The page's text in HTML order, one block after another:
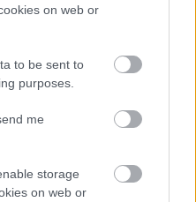
on web or
to be sent to
purposes.
me
storage
on web or
cost’ para la jornada 32
tu equipo de la jornada 32,
de compra 'low cost' con un
de euros.